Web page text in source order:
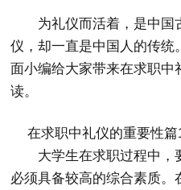
为礼仪而活着，是中国
仪，却一直是中国人的传
面小编给大家带来在求职中
读。
在求职中礼仪的重要性篇1
大学生在求职过程中，
必须具备较高的综合素质。